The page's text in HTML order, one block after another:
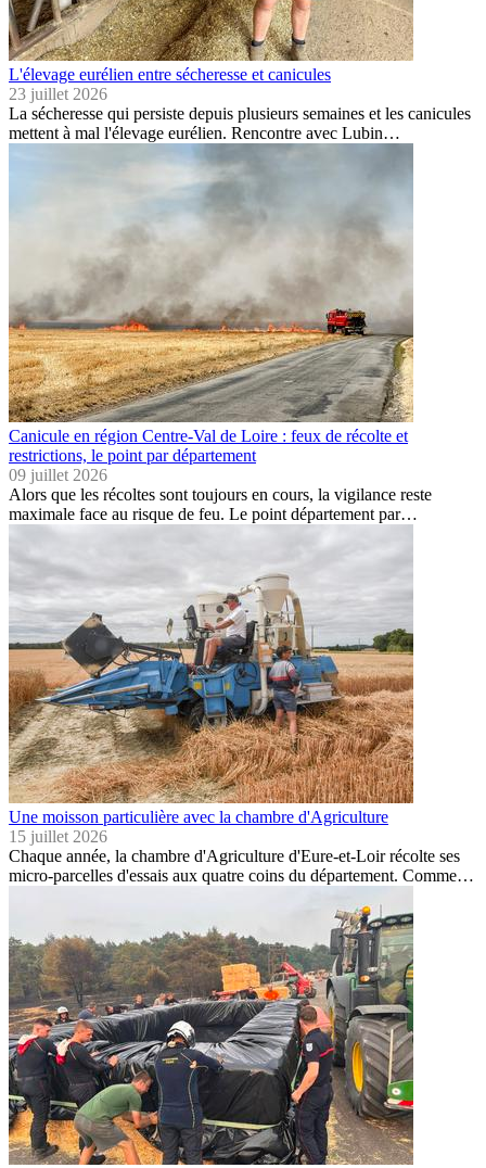
L'élevage eurélien entre sécheresse et canicules
23 juillet 2026
La sécheresse qui persiste depuis plusieurs semaines et les canicules
mettent à mal l'élevage eurélien. Rencontre avec Lubin…
Canicule en région Centre-Val de Loire : feux de récolte et
restrictions, le point par département
09 juillet 2026
Alors que les récoltes sont toujours en cours, la vigilance reste
maximale face au risque de feu. Le point département par…
Une moisson particulière avec la chambre d'Agriculture
15 juillet 2026
Chaque année, la chambre d'Agriculture d'Eure-et-Loir récolte ses
micro-parcelles d'essais aux quatre coins du département. Comme…